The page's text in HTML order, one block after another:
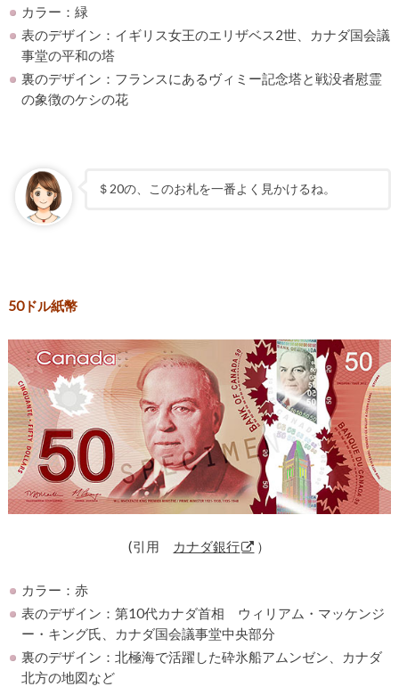
カラー：緑
表のデザイン：イギリス女王のエリザベス2世、カナダ国会議
事堂の平和の塔
裏のデザイン：フランスにあるヴィミー記念塔と戦没者慰霊
の象徴のケシの花
＄20の、このお札を一番よく見かけるね。
50ドル紙幣
(引用 カナダ銀行 ）
カラー：赤
表のデザイン：第10代カナダ首相 ウィリアム・マッケンジ
ー・キング氏、カナダ国会議事堂中央部分
裏のデザイン：北極海で活躍した砕氷船アムンゼン、カナダ
北方の地図など